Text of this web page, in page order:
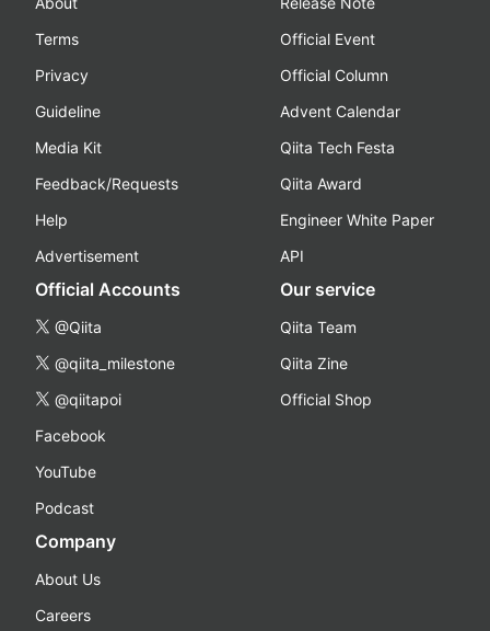
Terms
Privacy
Guideline
Media Kit
Feedback/Requests
Help
Advertisement
Official Event
Official Column
Advent Calendar
Qiita Tech Festa
Qiita Award
Engineer White Paper
API
Official Accounts
@Qiita
@qiita_milestone
@qiitapoi
Facebook
YouTube
Podcast
Our service
Qiita Team
Qiita Zine
Official Shop
Company
About Us
Careers